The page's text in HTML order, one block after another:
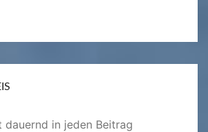
dauernd in jeden Beitrag